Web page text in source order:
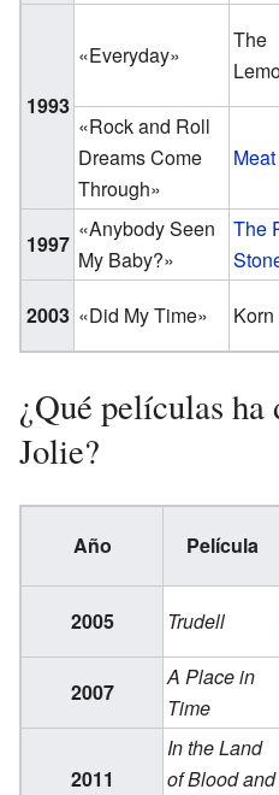
1993
«Everyday»
The
«Rock and Roll
Dreams Come
Through»
1997
«Anybody Seen
My Baby?»
The
2003 «Did My Time» Korn
¿Qué películas
Jolie?
Año Película
2005
Trudell
2007
A Place in
Time
2011
In the Land
of Blood and